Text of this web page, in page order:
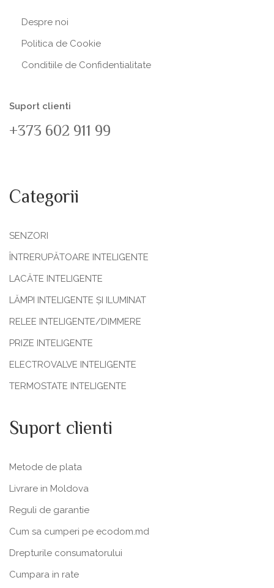
Despre noi
Politica de Сookie
Conditiile de Confidentialitate
Suport clienti
+373 602 911 99
Categorii
SENZORI
ÎNTRERUPĂTOARE INTELIGENTE
LACĂTE INTELIGENTE
LĂMPI INTELIGENTE ȘI ILUMINAT
RELEE INTELIGENTE/DIMMERE
PRIZE INTELIGENTE
ELECTROVALVE INTELIGENTE
TERMOSTATE INTELIGENTE
Suport clienti
Metode de plata
Livrare in Moldova
Reguli de garantie
Cum sa cumperi pe ecodom.md
Drepturile consumatorului
Cumpara in rate